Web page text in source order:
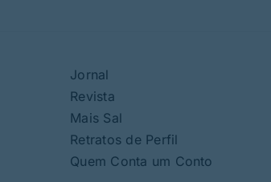
Jornal
Revista
Mais Sal
Retratos de Perfil
Quem Conta um Conto